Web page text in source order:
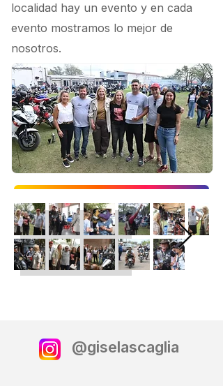
localidad hay un evento y en cada
evento mostramos lo mejor de
nosotros.
@giselascaglia